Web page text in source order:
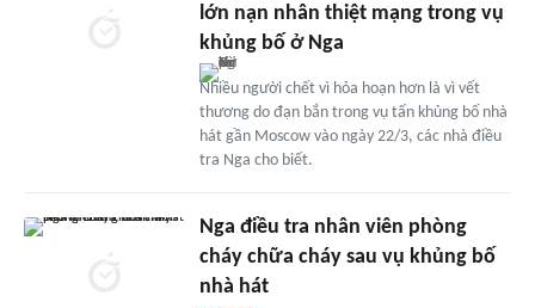
lớn nạn nhân thiệt mạng trong vụ
khủng bố ở Nga
Nhiều người chết vì hỏa hoạn hơn là vì vết
thương do đạn bắn trong vụ tấn khủng bố nhà
hát gần Moscow vào ngày 22/3, các nhà điều
tra Nga cho biết.
Nga điều tra nhân viên phòng
cháy chữa cháy sau vụ khủng bố
nhà hát